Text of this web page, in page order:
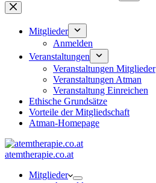
Keine
Ergebnisse
Mitglieder
Anmelden
Veranstaltungen
Veranstaltungen Mitglieder
Veranstaltungen Atman
Veranstaltung Einreichen
Ethische Grundsätze
Vorteile der Mitgliedschaft
Atman-Homepage
atemtherapie.co.at
Mitglieder